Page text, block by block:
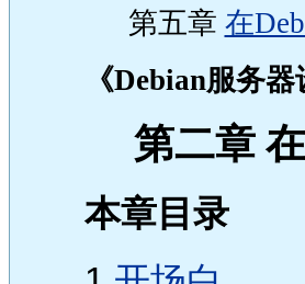
第五章 在
《Debian服务
第二章
本章目录